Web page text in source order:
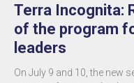
Terra Incognita:
of the program
leaders
On July 9 and 10, the new